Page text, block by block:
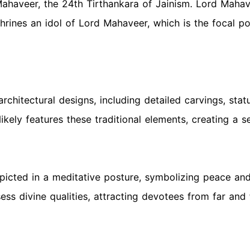
the 24th Tirthankara of Jainism. Lord
an idol of Lord Mahaveer, which is the focal
designs, including detailed carvings,
features these traditional elements, creating a
in a meditative posture, symbolizing peace
divine qualities, attracting devotees from far and